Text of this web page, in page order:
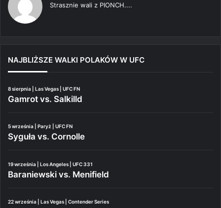
Strasznie wali z PIONCH....
NAJBLIŻSZE WALKI POLAKÓW W UFC
8 sierpnia | Las Vegas | UFC FN
Gamrot vs. Salkilld
5 września | Paryż | UFC FN
Syguła vs. Cornolle
19 września | Los Angeles | UFC 331
Baraniewski vs. Menifield
22 września | Las Vegas | Contender Series